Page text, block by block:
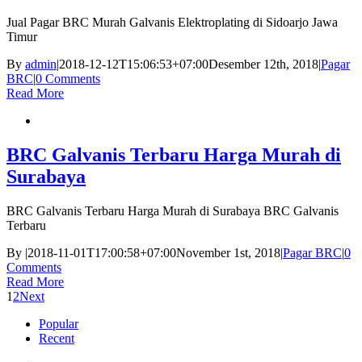
Jual Pagar BRC Murah Galvanis Elektroplating di Sidoarjo Jawa
Timur
By admin|2018-12-12T15:06:53+07:00Desember 12th, 2018|Pagar
BRC|0 Comments
Read More
BRC Galvanis Terbaru Harga Murah di
Surabaya
BRC Galvanis Terbaru Harga Murah di Surabaya BRC Galvanis
Terbaru
By |2018-11-01T17:00:58+07:00November 1st, 2018|Pagar BRC|0
Comments
Read More
1 2Next
Popular
Recent